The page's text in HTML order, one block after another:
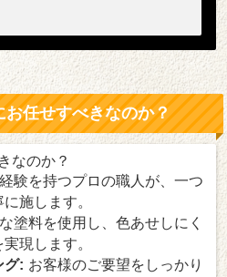
お任せすべきなのか？
なのか？
験を持つプロの職人が、一つ
施します。
塗料を使用し、色あせしにく
現します。
グ: お客様のご要望をしっかり